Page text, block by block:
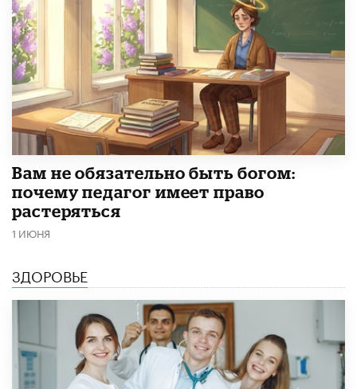
​Вам не обязательно быть богом:
почему педагог имеет право
растеряться
1 ИЮНЯ
ЗДОРОВЬЕ